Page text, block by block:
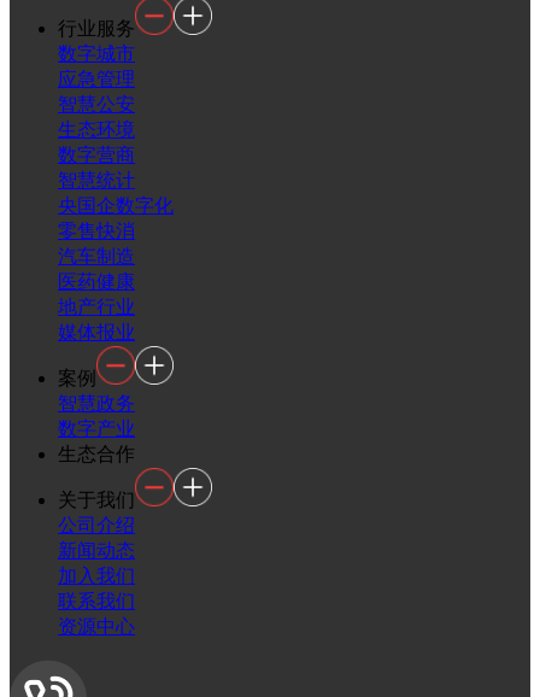
行业服务
数字城市
应急管理
智慧公安
生态环境
数字营商
智慧统计
央国企数字化
零售快消
汽车制造
医药健康
地产行业
媒体报业
案例
智慧政务
数字产业
生态合作
关于我们
公司介绍
新闻动态
加入我们
联系我们
资源中心